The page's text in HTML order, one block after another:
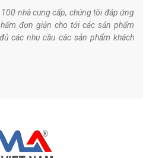
nhà cung cấp, chúng tôi đáp ứng
đơn giản cho tới các sản phẩm
các nhu cầu các sản phẩm khách